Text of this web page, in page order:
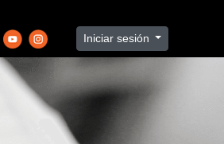
Iniciar sesión